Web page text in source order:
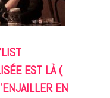
EST LÀ (
EN
7 JUIN 2026